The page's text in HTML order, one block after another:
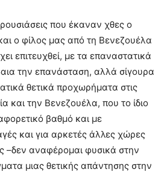
που έκαναν χθες ο
ο φίλος μας από τη Βενεζουέλα
επιτευχθεί, με τα επαναστατικά
την επανάσταση, αλλά σίγουρα
θετικά προχωρήματα στις
και την Βενεζουέλα, που το ίδιο
βαθμό και με
και για αρκετές άλλες χώρες
–δεν αναφέρομαι φυσικά στην
μιας θετικής απάντησης στην